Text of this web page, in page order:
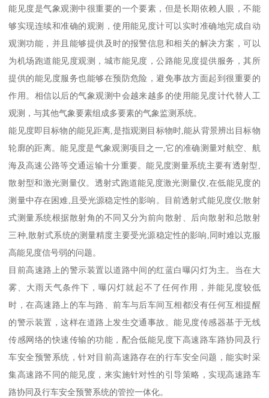
能见度是气象观测中很重要的一个要素，但是长期依赖人眼，不能
够实现连续和准确的观测，使用能见度计可以实时准确地完成自动
观测功能，并且能够提供及时的报警信息和相关的解决方案，可以
为机场跑道能见度观测，城市能见度，公路能见度提供服务，其所
提供的能见度服务也能够在预防危险，避免事故方面起到很重要的
作用。相信以后的气象观测中会越来越多的使用能见度计代替人工
观测，与其他气象要素组成多要素的气象监测系统。
能见度即目标物的能见距离,是指观测目标物时,能从背景辨出目标物
轮廓的距离。能见度是气象观测项目之一,它的准确测量对航空、航
海及高速公路等交通运输十分重要。能见度测量系统主要有透射型,
散射型和激光测量仪。透射式跑道能见度激光测量仪,在低能见度的
测量中存在困难,且受光源稳定性的影响。目前透射式能见度仪;散射
式测量系统根据散射角的不同又分为前向散射、后向散射和总散射
三种,散射式系统的测量精度主要受光源稳定性的影响,同时难以克服
高能见度信号弱的问题。
目前高速路上的警示装置以道路中间的红蓝白曝闪灯为主。当在大
雾、大雨天气条件下，曝闪灯就起不了任何作用，并能见度较低
时，在高速路上的车与路、前车与后车间互相都没有任何互相提醒
的警示装置，这样在道路上发生交通事故。能见度传感器基于无线
传感网络的快速传输的功能，配合低能见度下高速路车路协同及行
车安全预警系统，针对目前高速路存在的行车安全问题，能实时采
集高速路不同的能见度，来实施针对性的引导策略，实现高速路车
路协同及行车安全预警系统的管控一体化。